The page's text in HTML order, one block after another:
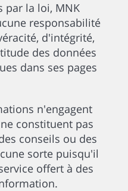
par la loi, MNK
responsabilité
d'intégrité,
des données
dans ses pages
n'engagent
constituent pas
conseils ou des
sorte puisqu'il
offert à des